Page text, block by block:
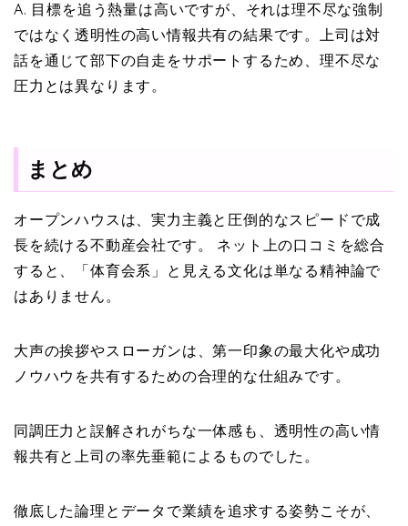
A. 目標を追う熱量は高いですが、それは理不尽な強制
ではなく透明性の高い情報共有の結果です。上司は対
話を通じて部下の自走をサポートするため、理不尽な
圧力とは異なります。
まとめ
オープンハウスは、実力主義と圧倒的なスピードで成
長を続ける不動産会社です。 ネット上の口コミを総合
すると、「体育会系」と見える文化は単なる精神論で
はありません。
大声の挨拶やスローガンは、第一印象の最大化や成功
ノウハウを共有するための合理的な仕組みです。
同調圧力と誤解されがちな一体感も、透明性の高い情
報共有と上司の率先垂範によるものでした。
徹底した論理とデータで業績を追求する姿勢こそが、